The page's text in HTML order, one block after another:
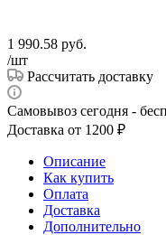
1 990.58 руб.
/шт
Рассчитать доставку
Самовывоз сегодня -
Доставка от 1200 ₽
Описание
Как купить
Оплата
Доставка
Дополнительно